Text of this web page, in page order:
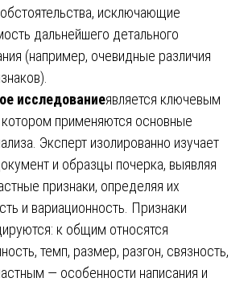
исключающие
дальнейшего детального
(например, очевидные различия
исследованиеявляется ключевым
котором применяются основные
Эксперт изолированно изучает
и образцы почерка, выявляя
признаки, определяя их
и вариационность. Признаки
к общим относятся
темп, размер, разгон, связность,
— особенности написания и